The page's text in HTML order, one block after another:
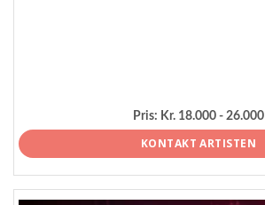
Pris: Kr. 18.000 - 26.000
KONTAKT ARTISTEN